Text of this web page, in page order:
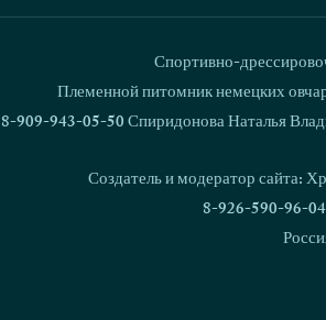
Спортивно-
Племенной питомник немецких
8-909-943-05-50 Спиридонова Наталья
Создатель и модератор сайта:
8-926-590-96-